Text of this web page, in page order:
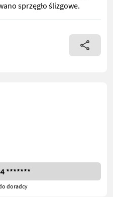
sprzęgło ślizgowe.
elektryczny wciągnik
*******
doradcy